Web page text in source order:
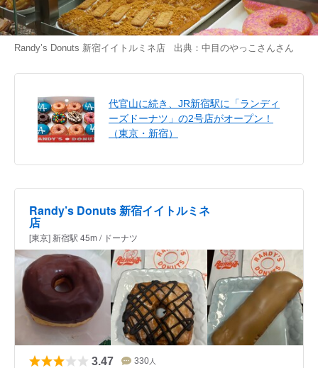
Randy’s Donuts 新宿イイトルミネ店 出典： 中目のやっこさんさん
代官山に続き、JR新宿駅に「ランディ
ーズドーナツ」の2号店がオープン！
（東京・新宿）
Randy’s Donuts 新宿イイトルミネ
店
[東京] 新宿駅 45m / ドーナツ
3.47 330 人